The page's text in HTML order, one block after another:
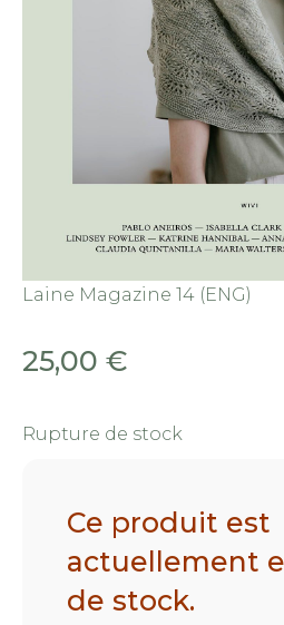
Laine Magazine 14 (ENG)
25,00 €
Rupture de stock
Ce produit est
actuellement
de stock.